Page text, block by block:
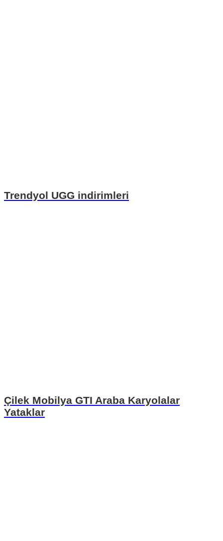
Trendyol UGG indirimleri
Çilek Mobilya GTI Araba Karyolalar
Yataklar